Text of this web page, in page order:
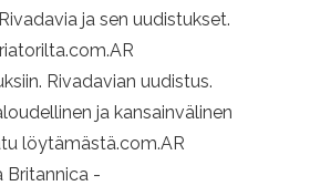
ja sen uudistukset.
Rivadavian uudistus.
ja kansainvälinen
löytämästä.com.AR
Britannica -